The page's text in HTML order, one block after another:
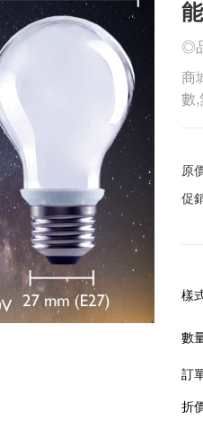
◎
商
數
原
促
樣
數
訂
折